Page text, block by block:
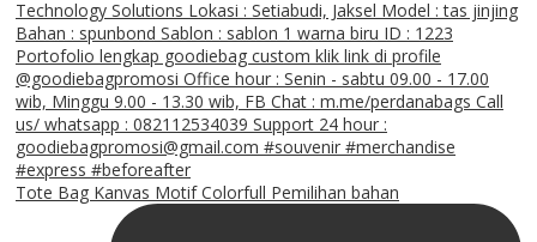
Tote Bag Kanvas Motif Colorfull Pemilihan bahan